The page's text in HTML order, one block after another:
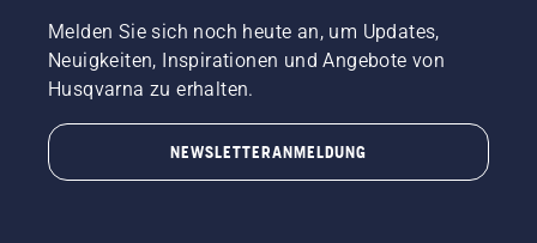
Melden Sie sich noch heute an, um Updates,
Neuigkeiten, Inspirationen und Angebote von
Husqvarna zu erhalten.
NEWSLETTERANMELDUNG